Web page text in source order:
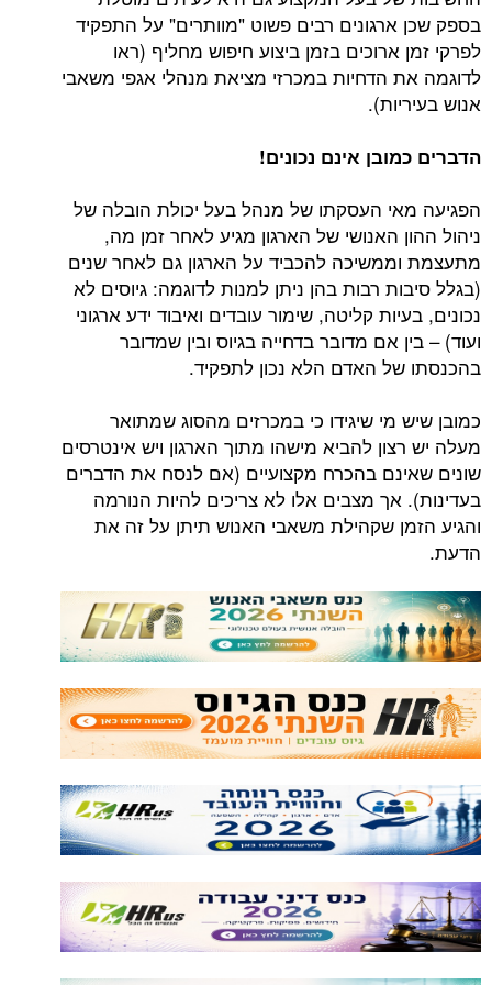
רבים פשוט "מוותרים" על התפקיד
בזמן ביצוע חיפוש מחליף (ראו
הדחיות במכרזי מציאת מנהלי אגפי משאבי
אינם נכונים!
העסקתו של מנהל בעל יכולת הובלה של
האנושי של הארגון מגיע לאחר זמן מה,
להכביד על הארגון גם לאחר שנים
רבות בהן ניתן למנות לדוגמה: גיוסים לא
קליטה, שימור עובדים ואיבוד ידע ארגוני
אם מדובר בדחייה בגיוס ובין שמדובר
האדם הלא נכון לתפקיד.
מי שיגידו כי במכרזים מהסוג שמתואר
להביא מישהו מתוך הארגון ויש אינטרסים
בהכרח מקצועיים (אם לנסח את הדברים
מצבים אלו לא צריכים להיות הנורמה
שקהילת משאבי האנוש תיתן על זה את